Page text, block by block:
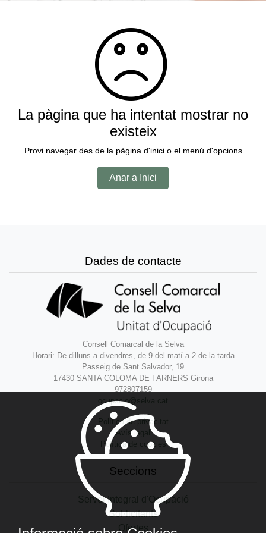
La pàgina que ha intentat mostrar no
existeix
Provi navegar des de la pàgina d'inici o el menú d'opcions
Anar a Inici
Dades de contacte
Consell Comarcal de la Selva
Horari: De dilluns a divendres, de 9 del matí a 2 de la tarda
Passeig de Sant Salvador, 19
17430 SANTA COLOMA DE FARNERS Girona
972807159
ocupacio@selva.cat
Política de privacitat
Avís legal
Política de cookies
Seccions
Servei Integral d'Ocupació
Sol·licitants
Ofertes